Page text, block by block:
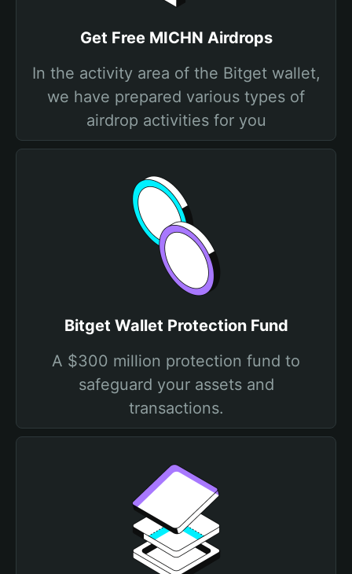
Get Free MICHN Airdrops
In the activity area of the Bitget wallet,
we have prepared various types of
airdrop activities for you
Bitget Wallet Protection Fund
A $300 million protection fund to
safeguard your assets and
transactions.